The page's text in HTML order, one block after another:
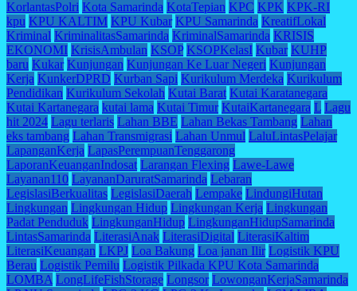
KorlantasPolri Kota Samarinda KotaTepian KPC KPK KPK-RI
kpu KPU KALTIM KPU Kubar KPU Samarinda KreatifLokal
Kriminal KriminalitasSamarinda KriminalSamarinda KRISIS
EKONOMI KrisisAmbulan KSOP KSOPKelasI Kubar KUHP
baru Kukar Kunjungan Kunjungan Ke Luar Negeri Kunjungan
Kerja KunkerDPRD Kurban Sapi Kurikulum Merdeka Kurikulum
Pendidikan Kurikulum Sekolah Kutai Barat Kutai Karatanegara
Kutai Kartanegara kutai lama Kutai Timur KutaiKartanegara L Lagu
hit 2024 Lagu terlaris Lahan BBE Lahan Bekas Tambang Lahan
eks tambang Lahan Transmigrasi Lahan Unmul LaluLintasPelajar
LapanganKerja LapasPerempuanTenggarong
LaporanKeuanganIndosat Larangan Flexing Lawe-Lawe
Layanan110 LayananDaruratSamarinda Lebaran
LegislasiBerkualitas LegislasiDaerah Lempake LindungiHutan
Lingkungan Lingkungan Hidup Lingkungan Kerja Lingkungan
Padat Penduduk LingkunganHidup LingkunganHidupSamarinda
LintasSamarinda LiterasiAnak LiterasiDigital LiterasiKaltim
LiterasiKeuangan LKPJ Loa Bakung Loa janan Ilir Logistik KPU
Berau Logistik Pemilu Logistik Pilkada KPU Kota Samarinda
LOMBA LongLifeFishStorage Longsor LowonganKerjaSamarinda